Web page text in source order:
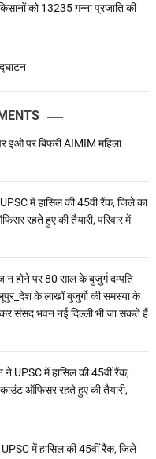
को 13235 गन्ना प्रजाति की
इओ पर बिफरी AIMIM महिला
UPSC में हासिल की 45वीं रैंक, जिले का
रहते हुए की तैयारी, परिवार में
होने पर 80 साल के बुजुर्ग दम्पति
के लाखों बुजुर्गो की समस्या के
संसद भवन नई दिल्ली भी जा सकते हैं
ने UPSC में हासिल की 45वीं रैंक,
ऑफिसर रहते हुए की तैयारी,
UPSC में हासिल की 45वीं रैंक, जिले